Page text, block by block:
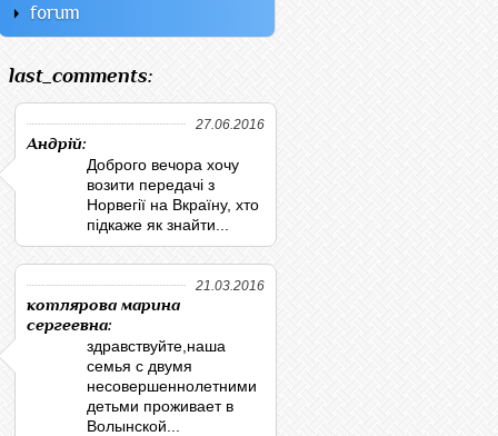
forum
last_comments:
27.06.2016
Андрій:
Доброго вечора хочу
возити передачі з
Норвегії на Вкраїну, хто
підкаже як знайти...
21.03.2016
котлярова марина
сергеевна:
здравствуйте,наша
семья с двумя
несовершеннолетними
детьми проживает в
Волынской...